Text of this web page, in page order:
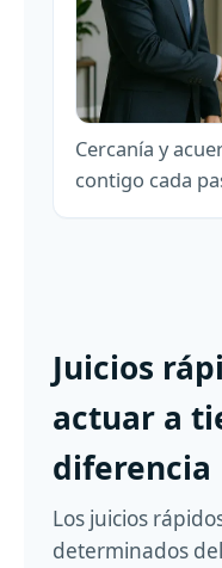
Cercanía y
contigo cada
Juicios
actuar a
diferencia
Los juicios
determinados